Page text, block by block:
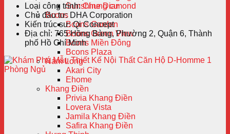
Sunshine Diamond
Bcons
Bcons Garden
Bcons Green View
Bcons Miền Đông
Bcons Plaza
Nam Long
Akari City
Ehome
Khang Điền
Privia Khang Điền
Lovera Vista
Jamila Khang Điền
Safira Khang Điền
Loại công trình:Chung cư
Chủ đầu tư: DHA Corporation
Kiến trúc sư:Qi Concept
Địa chỉ: 765 Hồng Bàng, Phường 2, Quận 6, Thành
phố Hồ Chí Minh